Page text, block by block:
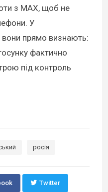
з MAX, щоб не
У
прямо визнають:
фактично
під контроль
росія
Twitter